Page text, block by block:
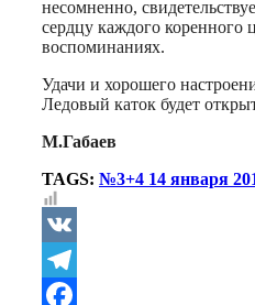
несомненно,
сердцу каждого коренного
воспоминаниях.
Удачи и хорошего
Ледовый каток будет
М.Габаев
TAGS: №3+4 14 января
VK
Telegram